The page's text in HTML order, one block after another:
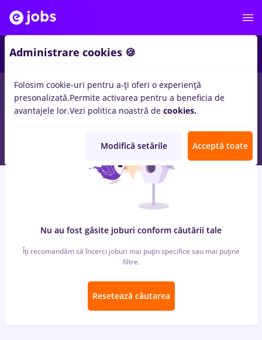
locuri de muncacu salarii peisagistinStrainatate
Entry-Level (< 2 ani)inBanci, IT / Telecom
Nu au fost găsite joburi conform căutării tale
Îți recomandăm să încerci joburi mai puțin specifice sau mai puține
filtre.
Resetează căutarea
Administrare cookies 🍪
Folosim cookie-uri pentru a-ți oferi o experiență
presonalizată.Permite activarea pentru a beneficia de
avantajele lor.Vezi politica noastră de cookies.
Modifică setările Acceptă toate